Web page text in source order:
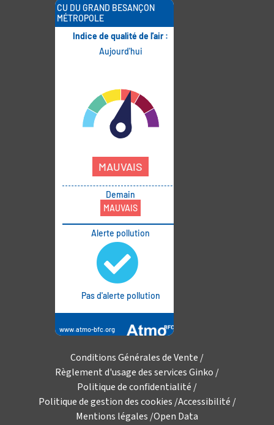
Conditions Générales de Vente
Règlement d'usage des services Ginko
Politique de confidentialité
Politique de gestion des cookies Accessibilité
Mentions légales Open Data